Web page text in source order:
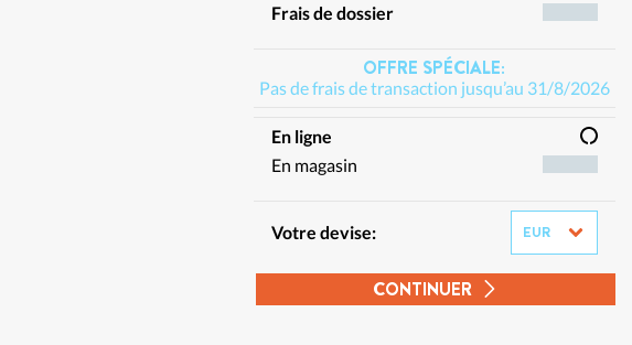
Frais de dossier
OFFRE SPÉCIALE:
Pas de frais de transaction jusqu’au 31/8/2026
En ligne
En magasin
Votre devise:
CONTINUER